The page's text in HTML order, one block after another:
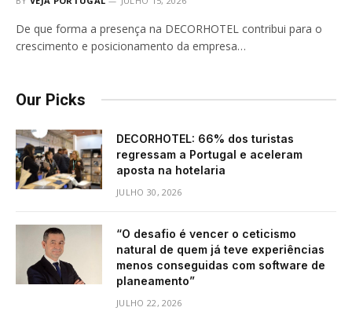
De que forma a presença na DECORHOTEL contribui para o
crescimento e posicionamento da empresa…
Our Picks
DECORHOTEL: 66% dos turistas
regressam a Portugal e aceleram
aposta na hotelaria
JULHO 30, 2026
“O desafio é vencer o ceticismo
natural de quem já teve experiências
menos conseguidas com software de
planeamento”
JULHO 22, 2026